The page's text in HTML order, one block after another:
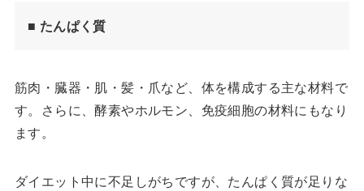
■ たんぱく質
筋肉・臓器・肌・髪・爪など、体を構成する主な材料で
す。さらに、酵素やホルモン、免疫細胞の材料にもなり
ます。
ダイエット中に不足しがちですが、たんぱく質が足りな